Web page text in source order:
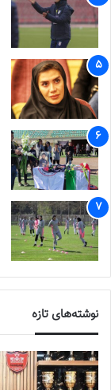
نوشته‌های تازه